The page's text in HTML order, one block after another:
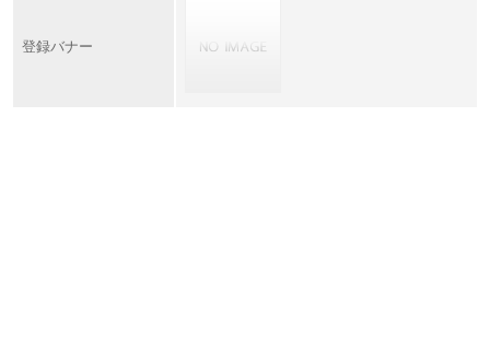
登録バナー